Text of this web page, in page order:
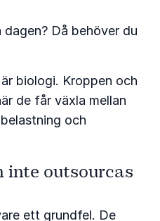
Då behöver du
biologi. Kroppen och
de får växla mellan
och
inte outsourcas
ett grundfel. De